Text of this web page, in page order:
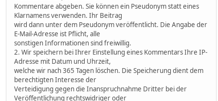
Kommentare abgeben. Sie können ein Pseudonym statt eines
Klarnamens verwenden. Ihr Beitrag
wird dann unter dem Pseudonym veröffentlicht. Die Angabe der
E-Mail-Adresse ist Pflicht, alle
sonstigen Informationen sind freiwillig.
2. Wir speichern bei Ihrer Einstellung eines Kommentars Ihre IP-
Adresse mit Datum und Uhrzeit,
welche wir nach 365 Tagen löschen. Die Speicherung dient dem
berechtigten Interesse der
Verteidigung gegen die Inanspruchnahme Dritter bei der
Veröffentlichung rechtswidriger oder